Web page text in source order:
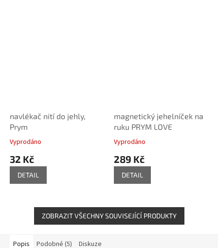
navlékač nití do jehly,
Prym
Vyprodáno
32 Kč
DETAIL
magnetický jehelníček na
ruku PRYM LOVE
Vyprodáno
289 Kč
DETAIL
ZOBRAZIT VŠECHNY SOUVISEJÍCÍ PRODUKTY
Popis Podobné (5) Diskuze